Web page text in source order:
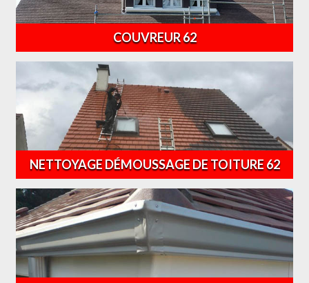
COUVREUR 62
NETTOYAGE DÉMOUSSAGE DE TOITURE 62